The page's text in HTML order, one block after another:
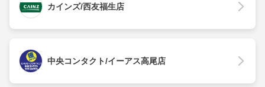
カインズ/西友福生店
中央コンタクト/イーアス高尾店